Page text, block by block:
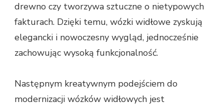
drewno czy tworzywa sztuczne o nietypowych
fakturach. Dzięki temu, wózki widłowe zyskują
elegancki i nowoczesny wygląd, jednocześnie
zachowując wysoką funkcjonalność.
Następnym kreatywnym podejściem do
modernizacji wózków widłowych jest